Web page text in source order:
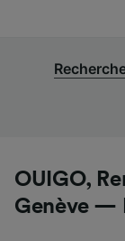
OUIGO,
Genève —